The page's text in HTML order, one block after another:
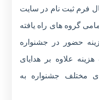
فرم ثبت نام در سایت
گروه های راه یافته
حضور در جشنواره
علاوه بر هدایای
مختلف جشنواره به